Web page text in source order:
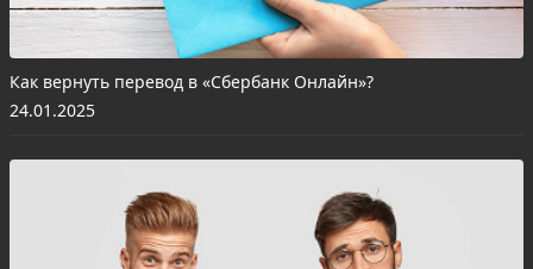
Как вернуть перевод в «Сбербанк Онлайн»?
24.01.2025